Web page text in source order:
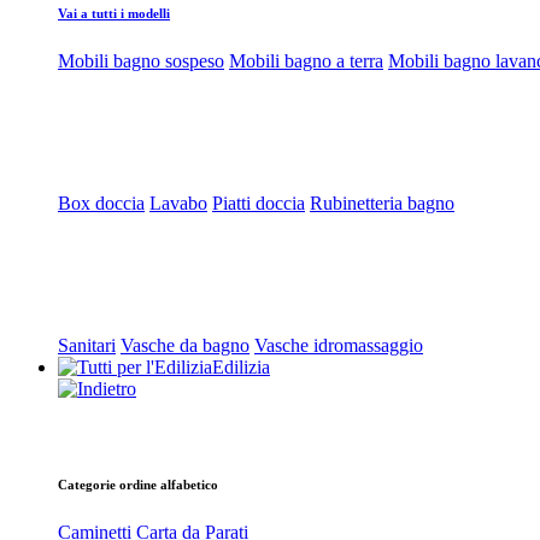
Vai a tutti i modelli
Mobili bagno sospeso Mobili bagno a terra Mobili bagno
Box doccia Lavabo Piatti doccia Rubinetteria bagno
Sanitari Vasche da bagno Vasche idromassaggio
Edilizia
Categorie ordine alfabetico
Caminetti Carta da Parati